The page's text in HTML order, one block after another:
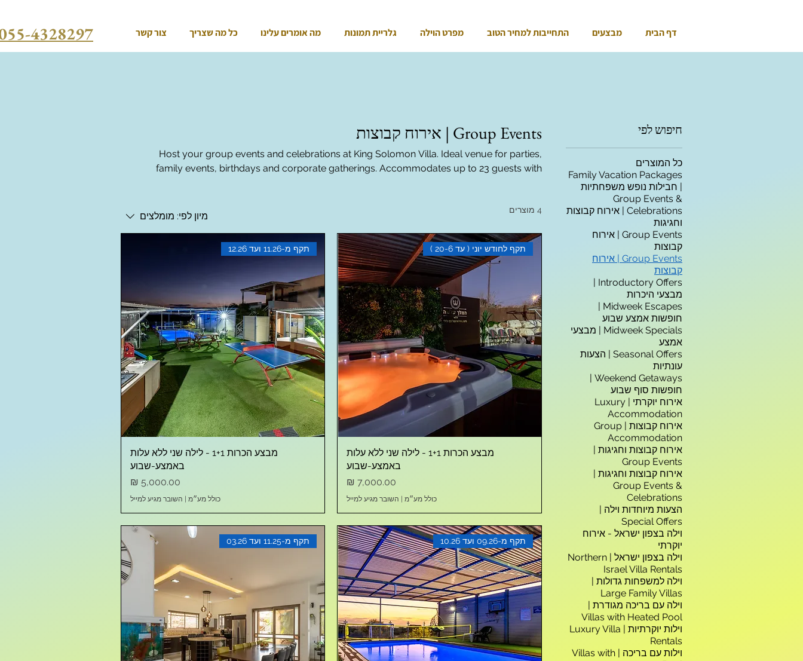
דף הבית מבצעים התחייבות למחיר הטוב מפרט הוילה גלריית תמונות מה אומרים עלינו כל מה שצריך צור קשר 4328297
חיפוש לפי
כל המוצרים
Family Vacation Packages
| חבילות נופש משפחתיות
Group Events &
Celebrations | אירוח קבוצות
וחגיגות
Group Events | אירוח
קבוצות
Group Events | אירוח
קבוצות
Introductory Offers |
מבצעי היכרות
Midweek Escapes |
חופשות אמצע שבוע
Midweek Specials | מבצעי
אמצע
Seasonal Offers | הצעות
עונתיות
Weekend Getaways |
חופשות סוף שבוע
אירוח יוקרתי | Luxury
Accommodation
אירוח קבוצות | Group
Accommodation
אירוח קבוצות וחגיגות |
Group Events
אירוח קבוצות וחגיגות |
Group Events &
Celebrations
הצעות מיוחדות וילה |
Special Offers
וילה בצפון ישראל - אירוח
יוקרתי
וילה בצפון ישראל | Northern
Israel Villa Rentals
וילה למשפחות גדולות |
Large Family Villas
וילה עם בריכה מגודרת |
Villas with Heated Pool
וילות יוקרתיות | Luxury Villa
Rentals
וילות עם בריכה | Villas with
Group Events | אירוח קבוצות
Host your group events and celebrations at King Solomon Villa. Ideal venue for parties,
family events, birthdays and corporate gatherings. Accommodates up to 23 guests with
4 מוצרים
מיון לפי: מומלצים
תקף לחודש יוני ( עד 20-6 )
מבצע הכרות 1+1 - לילה שני ללא עלות
באמצע-שבוע
מחיר
כולל מע״מ| השובר מגיע למייל
תקף מ-11.26 ועד 12.26
מבצע הכרות 1+1 - לילה שני ללא עלות
באמצע-שבוע
מחיר
כולל מע״מ השובר מגיע למייל
תקף מ-09.26 ועד 10.26 תקף מ-11.25 ועד 03.26